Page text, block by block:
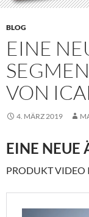
BLOG
EINE
VON
4. MÄRZ 2019
EINE NEUE
PRODUKT VIDEO